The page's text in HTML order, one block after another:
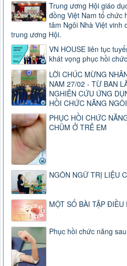
Trung ương Hội giáo
đồng Việt Nam tổ chức
tâm Ngôi Nhà Việt vinh
trung ương Hội.
VN HOUSE liên tục
khát vọng phục hồi
LỜI CHÚC MỪNG
NAM 27/02 - TỪ BAN
NGHIÊN CỨU ỨNG
HỒI CHỨC NĂNG
PHỤC HỒI CHỨC
CHŨM Ở TRẺ EM
NGÔN NGỮ TRỊ LIỆU
MỘT SỐ BÀI TẬP
Phục hồi chức năng